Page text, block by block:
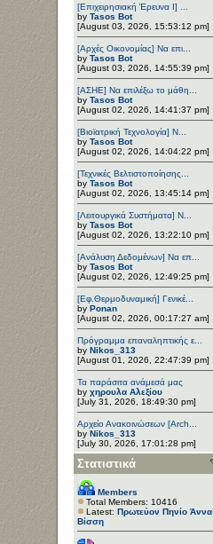
[Επιχειρησιακή Έρευνα Ι] ...
by Tasos Bot
[August 03, 2026, 15:53:12 pm]
[Αρχές Οικονομίας] Να επι...
by Tasos Bot
[August 03, 2026, 14:55:39 pm]
[ΑΣΗΕ] Να επιλέξω το μάθη...
by Tasos Bot
[August 02, 2026, 14:41:37 pm]
[Βιοϊατρική Τεχνολογία] Ν...
by Tasos Bot
[August 02, 2026, 14:04:22 pm]
[Τεχνικές Βελτιστοποίησης...
by Tasos Bot
[August 02, 2026, 13:45:14 pm]
[Λειτουργικά Συστήματα] Ν...
by Tasos Bot
[August 02, 2026, 13:22:10 pm]
[Ανάλυση Δεδομένων] Να επ...
by Tasos Bot
[August 02, 2026, 12:49:25 pm]
[Εφ.Θερμοδυναμική] Γενικέ...
by Ponan
[August 02, 2026, 00:17:27 am]
Πρόγραμμα επαναληπτικής ε...
by Nikos_313
[August 01, 2026, 22:47:39 pm]
Τα παράσιτα ανάμεσά μας
by χηρουλα Αλεξίου
[July 31, 2026, 18:49:30 pm]
Αρχείο Ανακοινώσεων [Arch...
by Nikos_313
[July 30, 2026, 17:01:28 pm]
Στατιστικά
Members
Total Members: 10416
Latest: Πρωτεύον Πηνίο Άννα
Βίσση